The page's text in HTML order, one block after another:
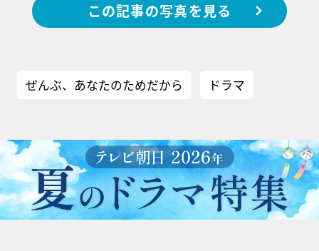
この記事の写真を見る
ぜんぶ、あなたのためだから ドラマ